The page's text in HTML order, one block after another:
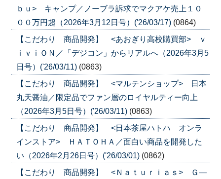
ｂｕ> キャンプ／ノーブラ訴求でマクアケ売上１０
００万円超（2026年3月12日号）('26/03/17) (0864)
【こだわり 商品開発】 <あおぎり高校購買部> ｖ
ｉｖｉＯＮ／「デジコン」からリアルへ（2026年3月5
日号）('26/03/11) (0863)
【こだわり 商品開発】 <マルテンショップ> 日本
丸天醤油／限定品でファン層のロイヤルティー向上
（2026年3月5日号）('26/03/11) (0863)
【こだわり 商品開発】 <日本茶屋ハトハ オンラ
インストア> ＨＡＴＯＨＡ／面白い商品を開発した
い（2026年2月26日号）('26/03/01) (0862)
【こだわり 商品開発】 <Ｎａｔｕｒｉａｓ> Ｇ―